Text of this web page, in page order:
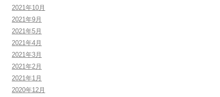
2021年10月
2021年9月
2021年5月
2021年4月
2021年3月
2021年2月
2021年1月
2020年12月